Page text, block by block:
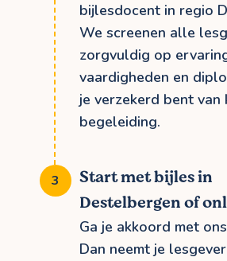
bijlesdocent in regio
We screenen alle
zorgvuldig op
vaardigheden en
je verzekerd bent
begeleiding.
Start met bijles in
Destelbergen of
Ga je akkoord met
Dan neemt je